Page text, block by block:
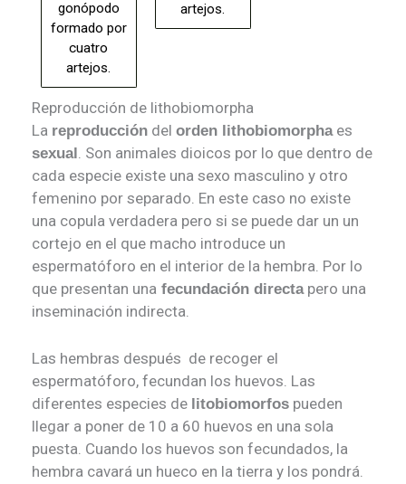
gonópodo
formado por
cuatro
artejos.
artejos.
Reproducción de lithobiomorpha
La reproducción del orden lithobiomorphaes
sexual . Son animales dioicos por lo que dentro de
cada especie existe una sexo masculino y otro
femenino por separado. En este caso no existe
una copula verdadera pero si se puede dar un un
cortejo en el que macho introduce un
espermatóforo en el interior de la hembra. Por lo
que presentan una fecundación directapero una
inseminación indirecta.
Las hembras después de recoger el
espermatóforo, fecundan los huevos. Las
diferentes especies de litobiomorfos pueden
llegar a poner de 10 a 60 huevos en una sola
puesta. Cuando los huevos son fecundados, la
hembra cavará un hueco en la tierra y los pondrá.